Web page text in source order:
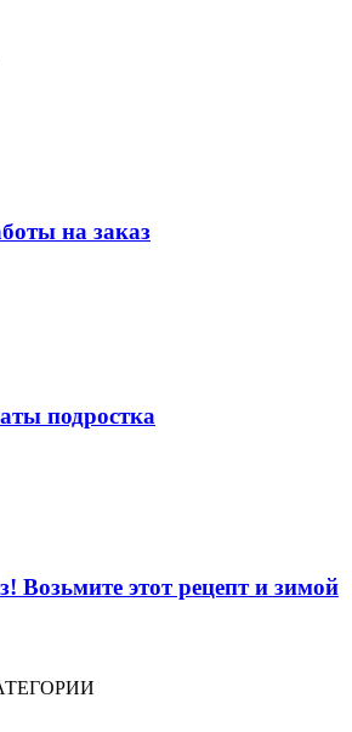
на заказ
подростка
Возьмите этот рецепт и зимой